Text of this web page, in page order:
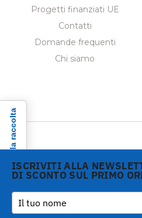
Progetti finanziati UE
Contatti
Domande frequenti
Chi siamo
Copyright © 2026 Gi.Metal
Informativa sulla raccoltaISCRIVITI ALLA
DI SCONTO SUL PRIMO